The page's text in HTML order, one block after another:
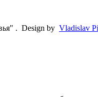
. Design by Vladislav